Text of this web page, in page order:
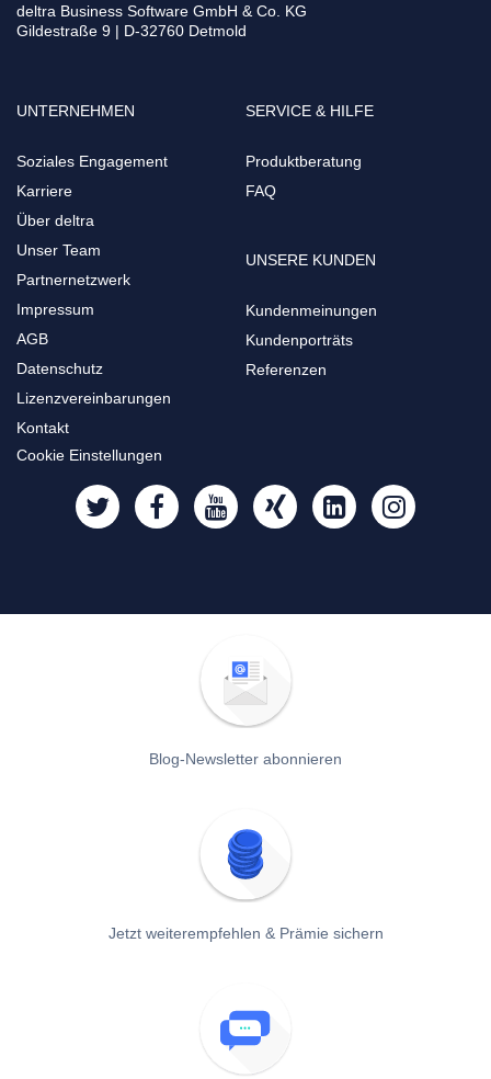
deltra Business Software GmbH & Co. KG
Gildestraße 9 | D-32760 Detmold
UNTERNEHMEN
Soziales Engagement
Karriere
Über deltra
Unser Team
Partnernetzwerk
Impressum
AGB
Datenschutz
Lizenzvereinbarungen
Kontakt
SERVICE & HILFE
Produktberatung
FAQ
UNSERE KUNDEN
Kundenmeinungen
Kundenporträts
Referenzen
Cookie Einstellungen
Blog-Newsletter abonnieren
Jetzt weiterempfehlen & Prämie sichern